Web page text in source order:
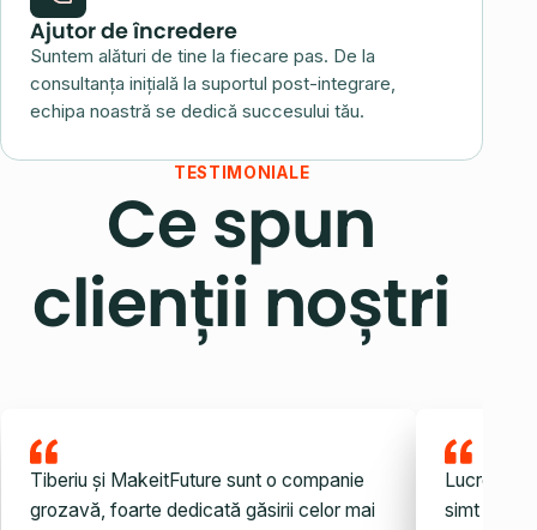
Ajutor de încredere
Suntem alături de tine la fiecare pas. De la
consultanța inițială la suportul post-integrare,
echipa noastră se dedică succesului tău.
TESTIMONIALE
Ce spun
clienții noștri
Tiberiu și MakeitFuture sunt o companie
grozavă, foarte dedicată găsirii celor mai
Lucrez cu
simt